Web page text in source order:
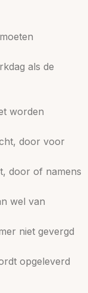
als de
worden
door voor
door of namens
wel van
niet gevergd
opgeleverd